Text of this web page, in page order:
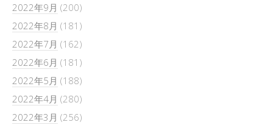
2022年9月 (200)
2022年8月 (181)
2022年7月 (162)
2022年6月 (181)
2022年5月 (188)
2022年4月 (280)
2022年3月 (256)